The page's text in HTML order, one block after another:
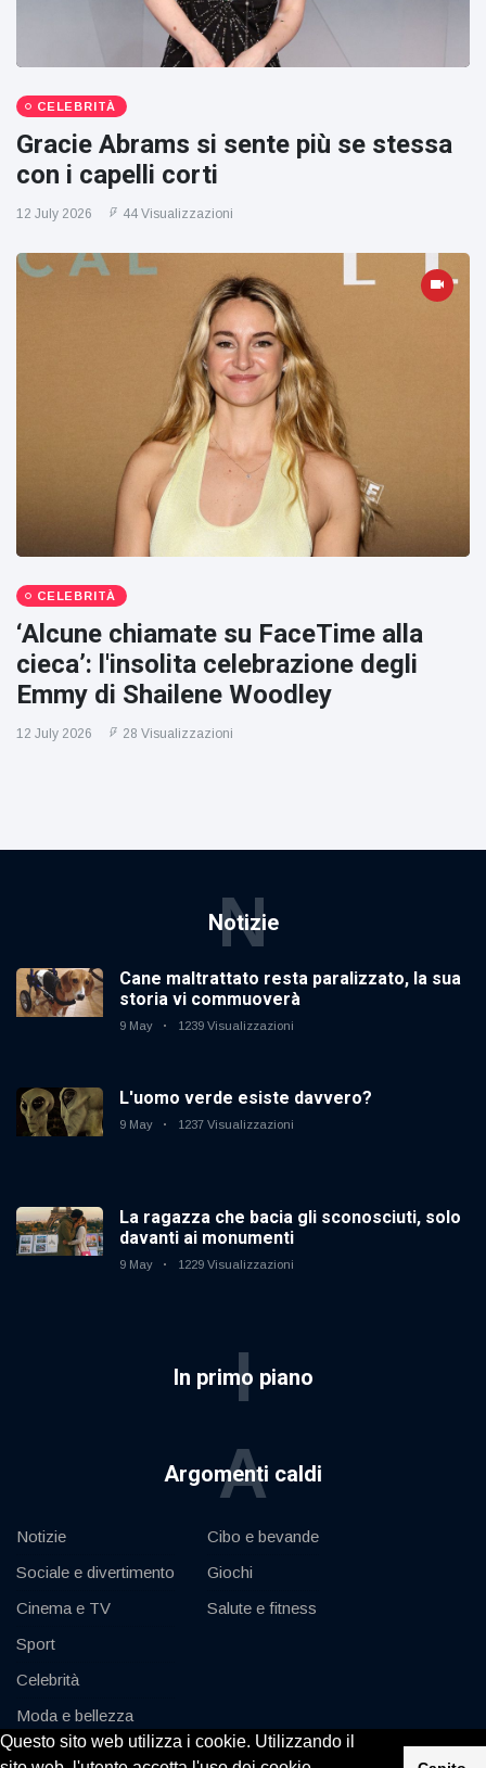
Questo sito web utilizza i cookie. Utilizzando il
CELEBRITÀ
Gracie Abrams si sente più se stessa
con i capelli corti
12 July 2026 44 Visualizzazioni
CELEBRITÀ
‘Alcune chiamate su FaceTime alla
cieca’: l'insolita celebrazione degli
Emmy di Shailene Woodley
12 July 2026 28 Visualizzazioni
Notizie
N
Cane maltrattato resta paralizzato, la sua
storia vi commuoverà
9 May 1239 Visualizzazioni
L'uomo verde esiste davvero?
9 May 1237 Visualizzazioni
La ragazza che bacia gli sconosciuti, solo
davanti ai monumenti
9 May 1229 Visualizzazioni
In primo piano
I
Argomenti caldi
A
Notizie
Sociale e divertimento
Cinema e TV
Sport
Celebrità
Moda e bellezza
Auto e motore
Cibo e bevande
Giochi
Salute e fitness